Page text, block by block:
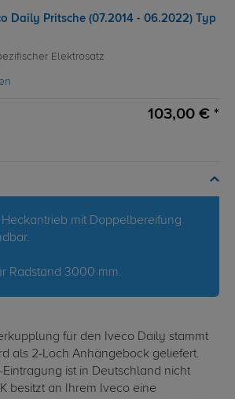
Daily Pritsche (07.2014 - 06.2022) Typ
Elektrosatz
103,00 € *
Heckantrieb mit Doppelbereifung
Radstand 3000 mm.
für den Iveco Daily stammt
als 2-Loch Anhängebock geliefert.
Eintragung ist in Deutschland nicht
besitzt an Ihrem Iveco eine